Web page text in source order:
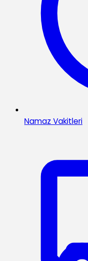
Namaz Vakitleri